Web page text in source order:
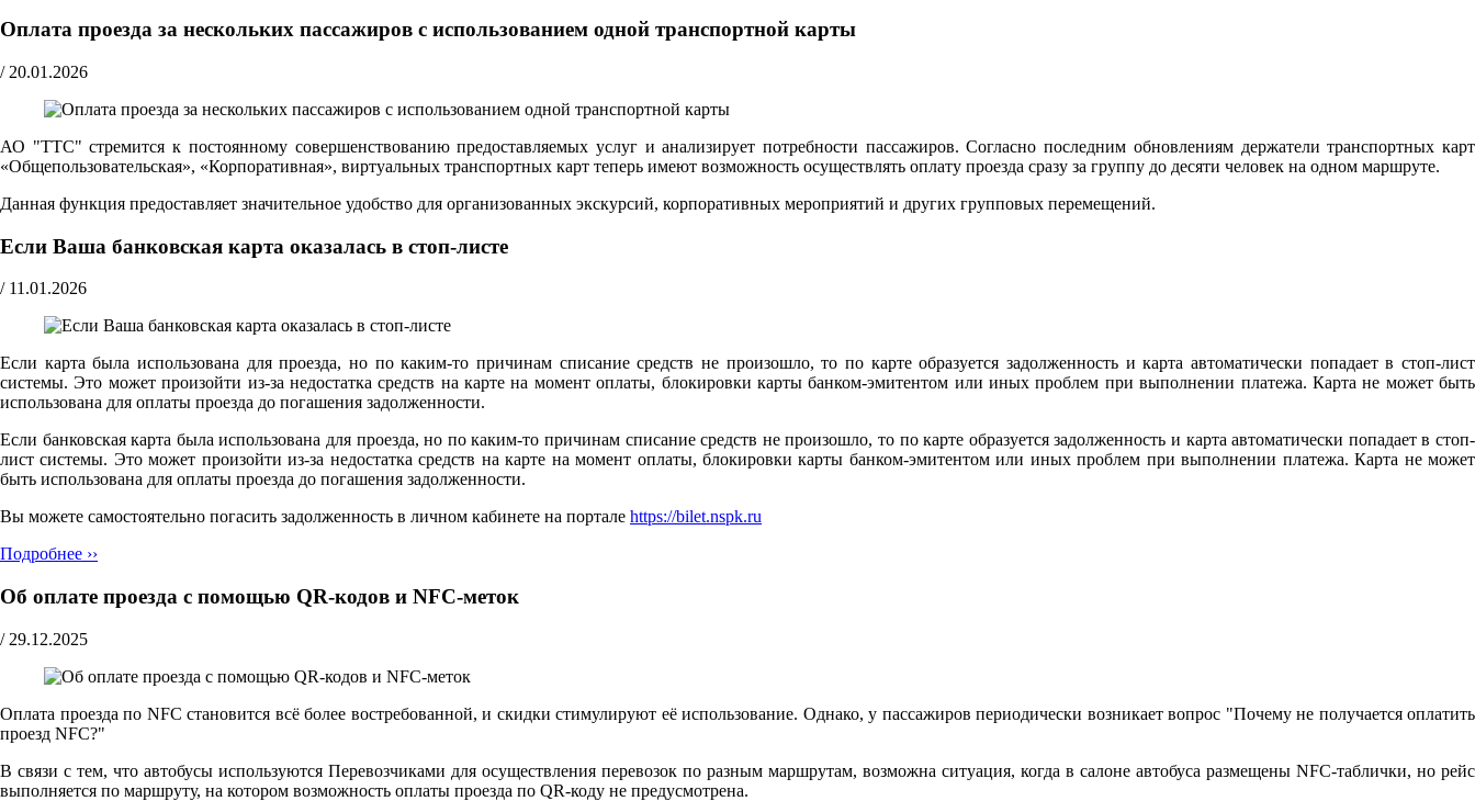
Оплата проезда за нескольких пассажиров с использованием одной транспортной карты
/ 20.01.2026
АО "ТТС" стремится к постоянному совершенствованию предоставляемых услуг и анализирует потребности пассажиров. Согласно последним обновлениям держатели транспортных карт
«Общепользовательская», «Корпоративная», виртуальных транспортных карт теперь имеют возможность осуществлять оплату проезда сразу за группу до десяти человек на одном маршруте.
Данная функция предоставляет значительное удобство для организованных экскурсий, корпоративных мероприятий и других групповых перемещений.
Если Ваша банковская карта оказалась в стоп-листе
/ 11.01.2026
Если карта была использована для проезда, но по каким-то причинам списание средств не произошло, то по карте образуется задолженность и карта автоматически попадает в стоп-лист
системы. Это может произойти из-за недостатка средств на карте на момент оплаты, блокировки карты банком-эмитентом или иных проблем при выполнении платежа. Карта не может быть
использована для оплаты проезда до погашения задолженности.
Если банковская карта была использована для проезда, но по каким-то причинам списание средств не произошло, то по карте образуется задолженность и карта автоматически попадает в стоп-
лист системы. Это может произойти из-за недостатка средств на карте на момент оплаты, блокировки карты банком-эмитентом или иных проблем при выполнении платежа. Карта не может
быть использована для оплаты проезда до погашения задолженности.
Вы можете самостоятельно погасить задолженность в личном кабинете на портале https://bilet.nspk.ru
Подробнее ››
Об оплате проезда с помощью QR-кодов и NFC-меток
/ 29.12.2025
Оплата проезда по NFC становится всё более востребованной, и скидки стимулируют её использование. Однако, у пассажиров периодически возникает вопрос "Почему не получается оплатить
проезд NFC?"
В связи с тем, что автобусы используются Перевозчиками для осуществления перевозок по разным маршрутам, возможна ситуация, когда в салоне автобуса размещены NFC-таблички, но рейс
выполняется по маршруту, на котором возможность оплаты проезда по QR-коду не предусмотрена.